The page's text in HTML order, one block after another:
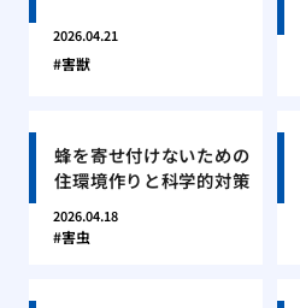
2026.04.21
害獣
蜂を寄せ付けないための
住環境作りと科学的対策
2026.04.18
害虫